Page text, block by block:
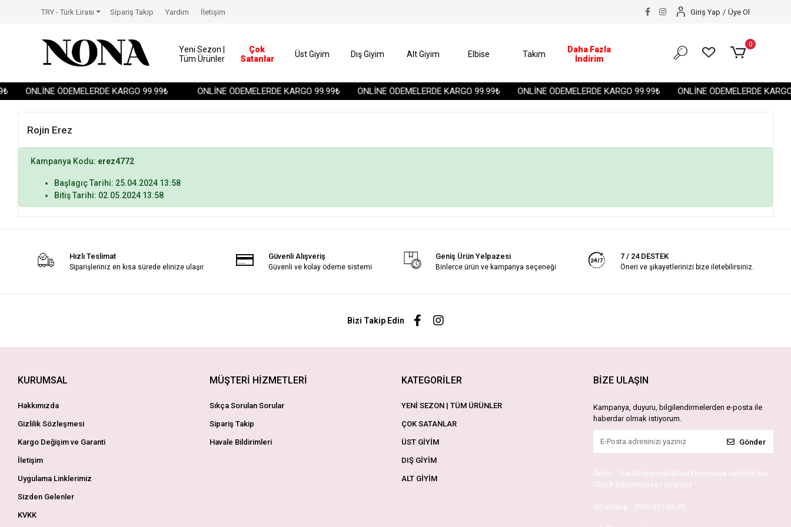
ONLİNE ÖDEMELERDE KARGO 99.99₺ ONLİNE ÖDEMELERDE KARGO 99.99₺ ONLİNE ÖDEMELERDE KARGO 99.99₺ ONLİNE ÖDEMELERDE KARGO 99.99₺ ONLİNE ÖDEMELERDE
TRY - Türk Lirası Sipariş Takip Yardım İletişim Giriş Yap / Üye Ol
Yeni Sezon |
Tüm Ürünler
Çok
Satanlar
Üst Giyim Dış Giyim Alt Giyim Elbise Takım
Daha Fazla
İndirim
0
Rojin Erez
Kampanya Kodu: erez4772
Başlagıç Tarihi: 25.04.2024 13:58
Bitiş Tarihi: 02.05.2024 13:58
Hızlı Teslimat
Siparişleriniz en kısa sürede elinize ulaşır.
Güvenli Alışveriş
Güvenli ve kolay ödeme sistemi
Geniş Ürün Yelpazesi
Binlerce ürün ve kampanya seçeneği
7 / 24 DESTEK
Öneri ve şikayetlerinizi bize iletebilirsiniz.
Bizi Takip Edin
KURUMSAL
Hakkımızda
Gizlilik Sözleşmesi
Kargo Değişim ve Garanti
İletişim
Uygulama Linklerimiz
Sizden Gelenler
KVKK
MÜŞTERİ HİZMETLERİ
Sıkça Sorulan Sorular
Sipariş Takip
Havale Bildirimleri
KATEGORİLER
YENİ SEZON | TÜM ÜRÜNLER
ÇOK SATANLAR
ÜST GİYİM
DIŞ GİYİM
ALT GİYİM
BİZE ULAŞIN
Kampanya, duyuru, bilgilendirmelerden e-posta ile
haberdar olmak istiyorum.
Gönder
Adres : Kartaltepe mahallesi Enverpaşa caddesi No
130/A Bayrampaşa / İstanbul
Whatsapp : 0530 671 65 99